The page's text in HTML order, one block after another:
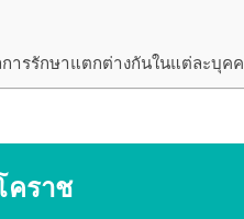
ารรักษาแตกต่างกันในแต่ละบุ
คราช